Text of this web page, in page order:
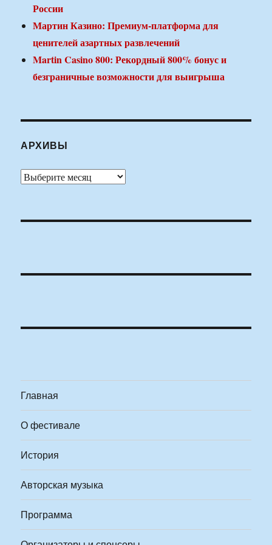
России
Мартин Казино: Премиум-платформа для
ценителей азартных развлечений
Martin Casino 800: Рекордный 800% бонус и
безграничные возможности для выигрыша
АРХИВЫ
Архивы
Главная
О фестивале
История
Авторская музыка
Программа